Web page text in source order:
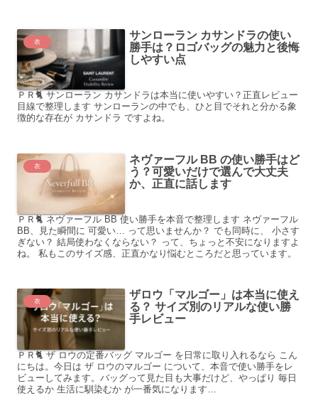
衣
サンローラン カサンドラの使い
勝手は？ロゴバッグの魅力と後悔
しやすい点
ＰＲ🐈 サンローラン カサンドラは本当に使いやすい？正直レビュー
目線で整理します サンローランの中でも、ひと目でそれと分かる象
徴的な存在が カサンドラ ですよね。
衣
ネヴァーフル BB の使い勝手はど
う？可愛いだけで選んで大丈夫
か、正直に話します
ＰＲ🐈 ネヴァーフル BB 使い勝手を本音で整理します ネヴァーフル
BB、見た瞬間に 可愛い… って思いませんか？ でも同時に、 小さす
ぎない？ 結局使わなくならない？ って、ちょっと不安になりますよ
ね。 私もこのサイズ感、正直かなり悩むところだと思っています。
衣
ザロウ「マルゴー」は本当に使え
る？ サイズ別のリアルな使い勝
手レビュー
ＰＲ🐈 ザ ロウの定番バッグ マルゴー を日常に取り入れるなら こん
にちは。今日は ザ ロウのマルゴー について、本音で使い勝手をレ
ビューしてみます。バッグって見た目も大事だけど、やっぱり 毎日
使えるか 生活に馴染むか が一番気になります…